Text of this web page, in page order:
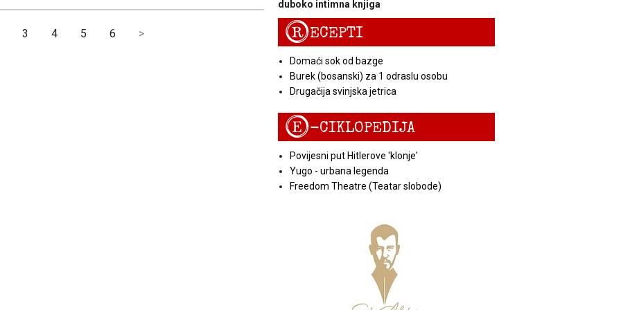
3 4 5 6 >
duboko intimna knjiga
RECEPTI
Domaći sok od bazge
Burek (bosanski) za 1 odraslu osobu
Drugačija svinjska jetrica
E-CIKLOPEDIJA
Povijesni put Hitlerove 'klonje'
Yugo - urbana legenda
Freedom Theatre (Teatar slobode)